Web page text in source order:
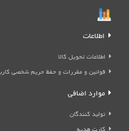
اطلاعات
اطلاعات تحویل کالا
قوانین و مقررات و حفظ حریم شخصی
موارد اضافی
تولید کنندگان